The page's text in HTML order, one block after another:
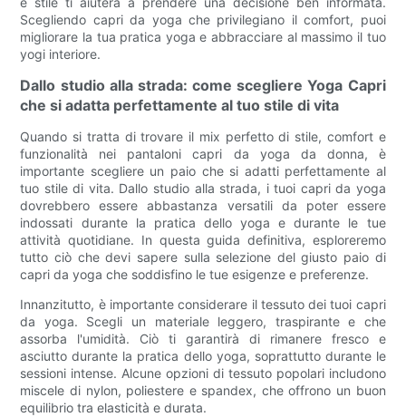
Scegliendo capri da yoga che privilegiano il comfort, puoi
migliorare la tua pratica yoga e abbracciare al massimo il tuo
yogi interiore.
Dallo studio alla strada: come scegliere Yoga Capri
che si adatta perfettamente al tuo stile di vita
Quando si tratta di trovare il mix perfetto di stile, comfort e
funzionalità nei pantaloni capri da yoga da donna, è
importante scegliere un paio che si adatti perfettamente al
tuo stile di vita. Dallo studio alla strada, i tuoi capri da yoga
dovrebbero essere abbastanza versatili da poter essere
indossati durante la pratica dello yoga e durante le tue
attività quotidiane. In questa guida definitiva, esploreremo
tutto ciò che devi sapere sulla selezione del giusto paio di
capri da yoga che soddisfino le tue esigenze e preferenze.
Innanzitutto, è importante considerare il tessuto dei tuoi capri
da yoga. Scegli un materiale leggero, traspirante e che
assorba l'umidità. Ciò ti garantirà di rimanere fresco e
asciutto durante la pratica dello yoga, soprattutto durante le
sessioni intense. Alcune opzioni di tessuto popolari includono
miscele di nylon, poliestere e spandex, che offrono un buon
equilibrio tra elasticità e durata.